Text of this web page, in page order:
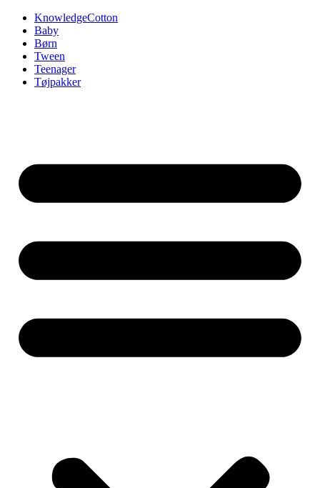
Videre
indhold
KnowledgeCotton
Baby
Børn
Tween
Teenager
Tøjpakker